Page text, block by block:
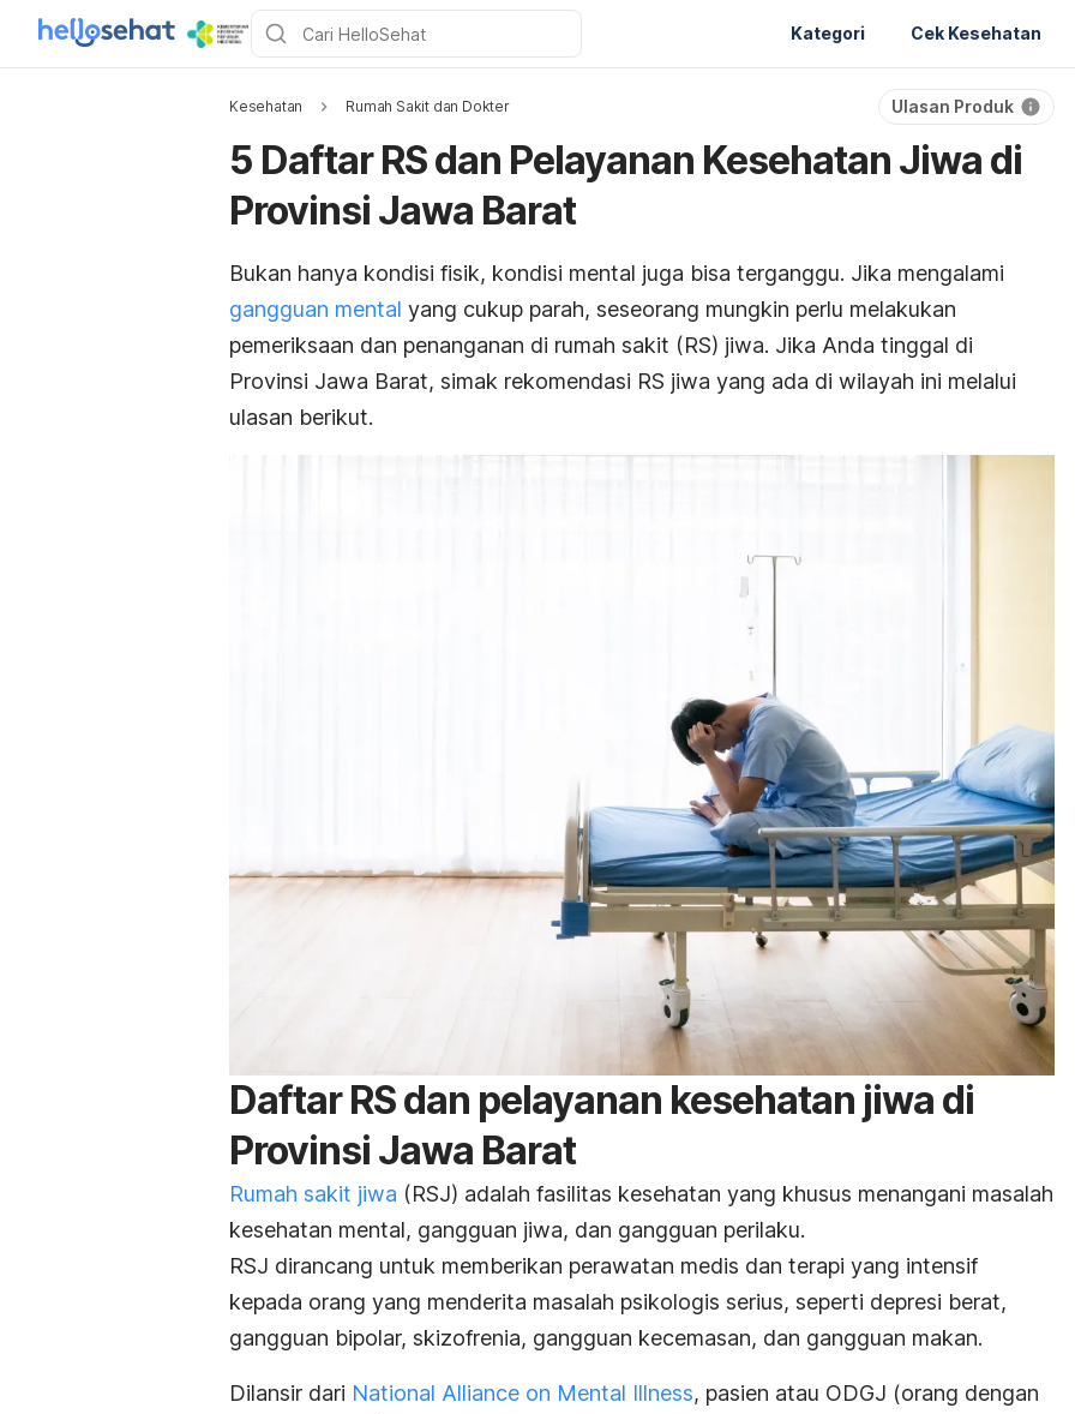
Kategori Cek Kesehatan
Kesehatan Rumah Sakit dan Dokter Ulasan Produk
5 Daftar RS dan Pelayanan Kesehatan Jiwa di
Provinsi Jawa Barat
Bukan hanya kondisi fisik, kondisi mental juga bisa terganggu. Jika mengalami
gangguan mental yang cukup parah, seseorang mungkin perlu melakukan
pemeriksaan dan penanganan di rumah sakit (RS) jiwa. Jika Anda tinggal di
Provinsi Jawa Barat, simak rekomendasi RS jiwa yang ada di wilayah ini melalui
ulasan berikut.
Daftar RSdan pelayanan kesehatan jiwa di
Provinsi Jawa Barat
Rumah sakit jiwa (RSJ) adalah fasilitas kesehatan yang khusus menangani masalah
kesehatan mental, gangguan jiwa, dan gangguan perilaku.
RSJ dirancang untuk memberikan perawatan medis dan terapi yang intensif
kepada orang yang menderita masalah psikologis serius, seperti depresi berat,
gangguan bipolar, skizofrenia, gangguan kecemasan, dan gangguan makan.
Dilansir dari National Alliance on Mental Illness, pasien atau ODGJ (orang dengan